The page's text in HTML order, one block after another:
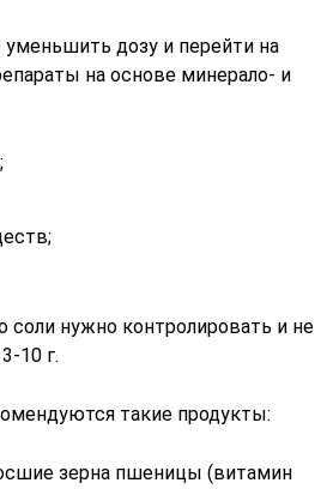
дозу и перейти на
на основе минерало- и
соли нужно контролировать и не
10 г.
такие продукты:
зерна пшеницы (витамин